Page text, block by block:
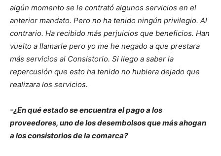
algún momento se le contrató algunos servicios en el
anterior mandato. Pero no ha tenido ningún privilegio. Al
contrario. Ha recibido más perjuicios que beneficios. Han
vuelto a llamarle pero yo me he negado a que prestara
más servicios al Consistorio. Si llego a saber la
repercusión que esto ha tenido no hubiera dejado que
realizara los servicios.
-¿En qué estado se encuentra el pago a los
proveedores, uno de los desembolsos que más ahogan
a los consistorios de la comarca?